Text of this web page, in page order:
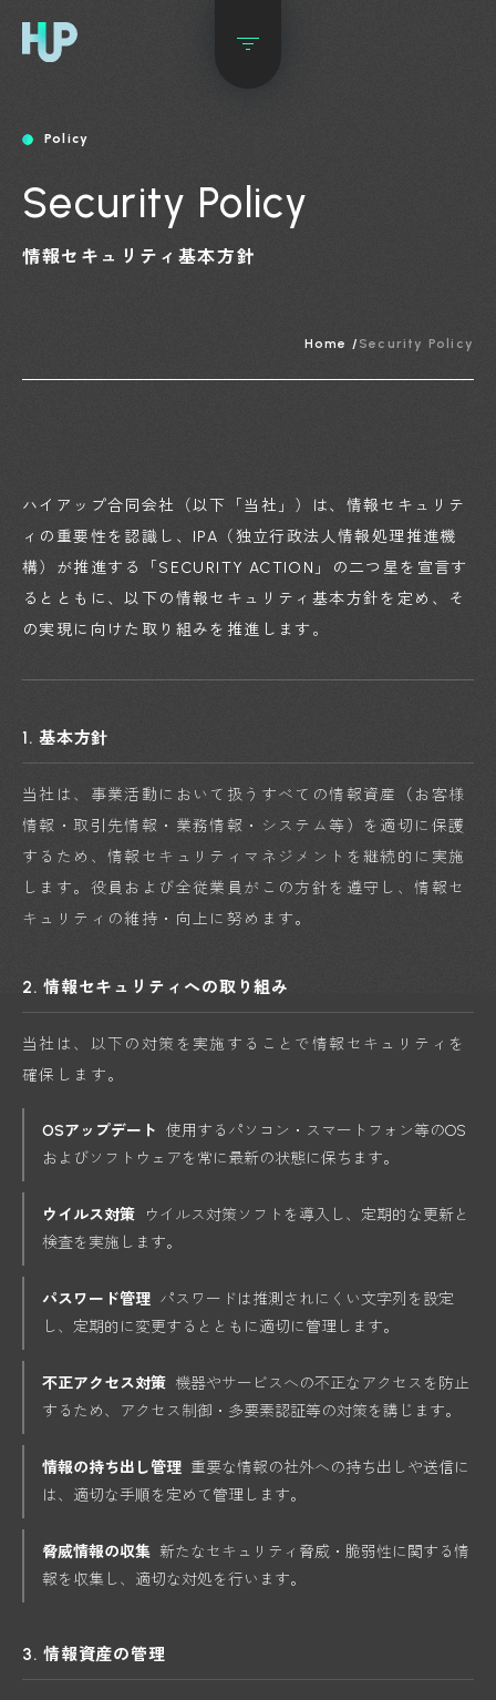
Policy
Security Policy
情報セキュリティ基本方針
Home / Security Policy
ハイアップ合同会社（以下「当社」）は、情報セキュリテ
ィの重要性を認識し、IPA（独立行政法人情報処理推進機
構）が推進する「SECURITY ACTION」の二つ星を宣言す
るとともに、以下の情報セキュリティ基本方針を定め、そ
の実現に向けた取り組みを推進します。
1. 基本方針
当社は、事業活動において扱うすべての情報資産（お客様
情報・取引先情報・業務情報・システム等）を適切に保護
するため、情報セキュリティマネジメントを継続的に実施
します。役員および全従業員がこの方針を遵守し、情報セ
キュリティの維持・向上に努めます。
2. 情報セキュリティへの取り組み
当社は、以下の対策を実施することで情報セキュリティを
確保します。
OSアップデート 使用するパソコン・スマートフォン等のOS
およびソフトウェアを常に最新の状態に保ちます。
ウイルス対策
ウイルス対策ソフトを導入し、定期的な更新と
検査を実施します。
パスワード管理 パスワードは推測されにくい文字列を設定
し、定期的に変更するとともに適切に管理します。
不正アクセス対策 機器やサービスへの不正なアクセスを防止
するため、アクセス制御・多要素認証等の対策を講じます。
情報の持ち出し管理 重要な情報の社外への持ち出しや送信に
は、適切な手順を定めて管理します。
脅威情報の収集 新たなセキュリティ脅威・脆弱性に関する情
報を収集し、適切な対処を行います。
3. 情報資産の管理